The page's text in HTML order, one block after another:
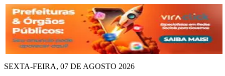
SEXTA-FEIRA, 07 DE AGOSTO 2026